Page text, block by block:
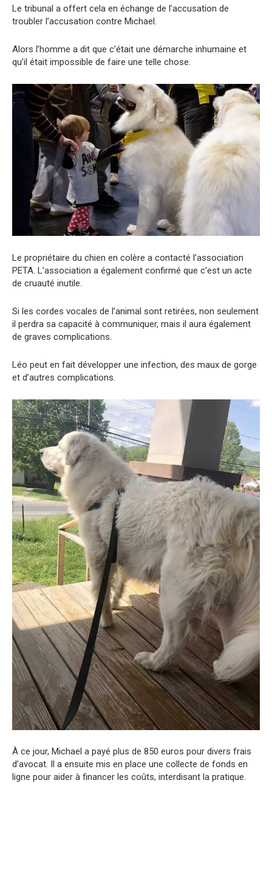
Le tribunal a offert cela en échange de l’accusation de
troubler l’accusation contre Michael.
Alors l’homme a dit que c’était une démarche inhumaine et
qu’il était impossible de faire une telle chose.
Le propriétaire du chien en colère a contacté l’association
PETA. L’association a également confirmé que c’est un acte
de cruauté inutile.
Si les cordes vocales de l’animal sont retirées, non seulement
il perdra sa capacité à communiquer, mais il aura également
de graves complications.
Léo peut en fait développer une infection, des maux de gorge
et d’autres complications.
À ce jour, Michael a payé plus de 850 euros pour divers frais
d’avocat. Il a ensuite mis en place une collecte de fonds en
ligne pour aider à financer les coûts, interdisant la pratique.